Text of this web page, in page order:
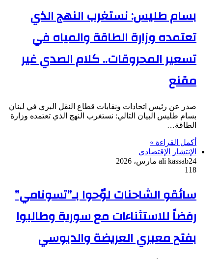
بسام طليس: نستغرب النهج الذي
تعتمده وزارة الطاقة والمياه في
تسعير المحروقات.. كلام الصدي غير
مقنع
صدر عن رئيس اتحادات ونقابات قطاع النقل البري في لبنان
بسام طليس البيان التالي: نستغرب النهج الذي تعتمده وزارة
الطاقة…
أكمل القراءة »
الإنتشار الإقتصادي
ali kassab24 مارس، 2026
118
سائقو الشاحنات لوّحوا بـ”تسونامي”
رفضاً للاستثناءات مع سورية وطالبوا
بفتح معبري العريضة والدبوسي